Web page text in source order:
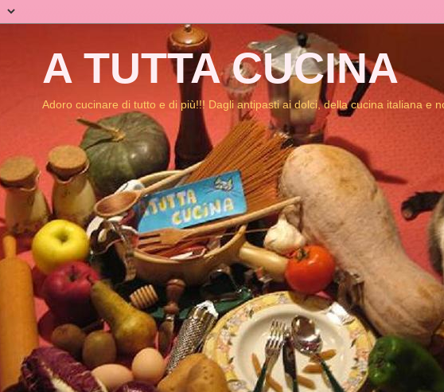
A TUTTA CUCINA
Adoro cucinare di tutto e di più!!! Dagli antipasti ai dolci, della cucina italiana e